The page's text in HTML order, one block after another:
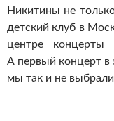
Никитины не
детский клуб в
центре концерты
А первый концерт в
мы так и не